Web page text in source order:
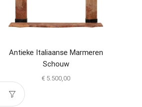
Antieke Italiaanse Marmeren
Schouw
€ 5.500,00